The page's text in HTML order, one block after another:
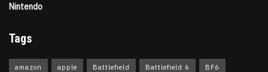
Nintendo
Tags
amazon apple Battlefield Battlefield 6 BF6